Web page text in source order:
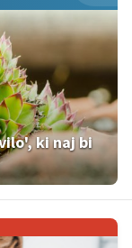
ki naj bi